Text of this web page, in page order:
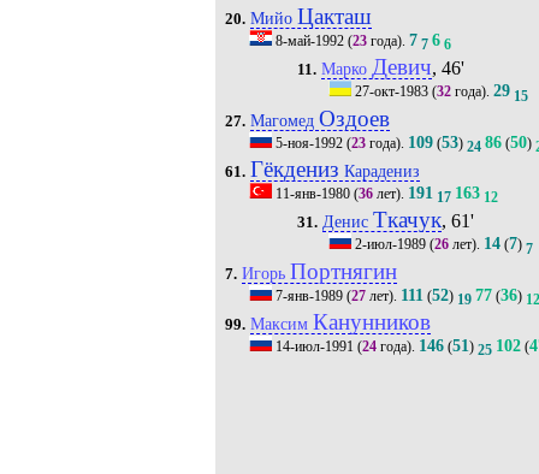
20. Мийо Цакташ
8-май-1992(23года). 7 7 6 6
11. Марко Девич, 46'
27-окт-1983 (32 года).29 15
27. Магомед Оздоев
5-ноя-1992(23года). 109(53) 24 86(50)
61. Гёкдениз Карадениз
11-янв-1980(36лет). 191 17 163 12
31. Денис Ткачук, 61'
2-июл-1989 (26 лет). 14 (7) 7
7. Игорь Портнягин
7-янв-1989(27лет). 111 (52) 19 77(36) 12
99. Максим Канунников
14-июл-1991 (24года). 146(51) 25 102(